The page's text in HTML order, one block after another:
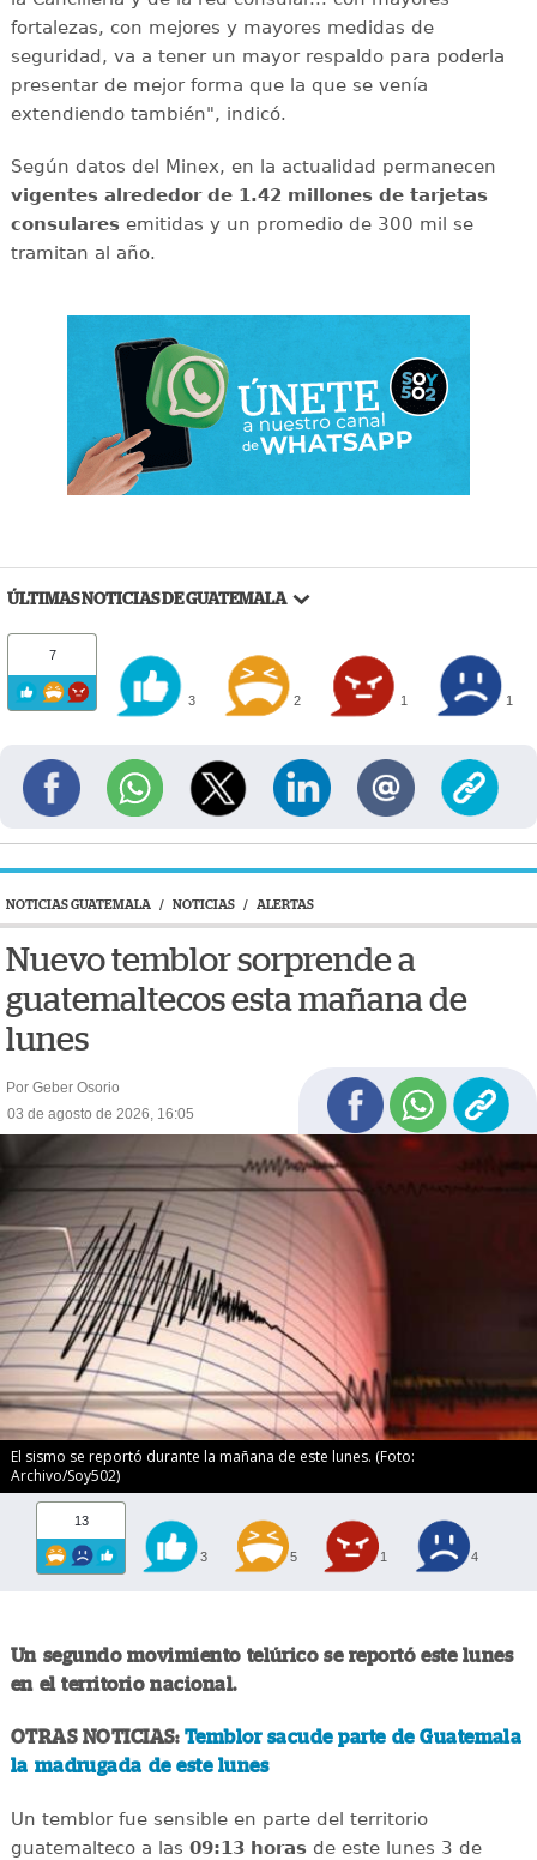
fortalezas, con mejores y mayores medidas de
seguridad, va a tener un mayor respaldo para poderla
presentar de mejor forma que la que se venía
extendiendo también", indicó.
Según datos del Minex, en la actualidad permanecen
vigentes alrededor de 1.42 millones de tarjetas
consularesemitidas y un promedio de 300 mil se
tramitan al año.
ÚLTIMAS NOTICIAS DE GUATEMALA
7
3 2 1 1
NOTICIAS GUATEMALA / NOTICIAS / ALERTAS
Nuevo temblor sorprende a
guatemaltecos esta mañana de
lunes
Por Geber Osorio
03 de agosto de 2026, 16:05
El sismo se reportó durante la mañana de este lunes. (Foto:
Archivo/Soy502)
13
3 5 1 4
Un segundo movimiento telúrico se reportó este lunes
en el territorio nacional.
OTRAS NOTICIAS: Temblor sacude parte de Guatemala
la madrugada de este lunes
Un temblor fue sensible en parte del territorio
guatemalteco a las 09:13 horasde este lunes 3 de